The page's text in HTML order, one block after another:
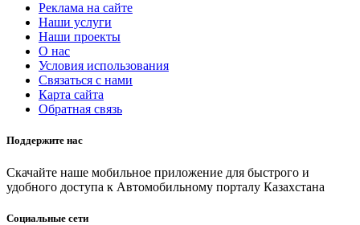
Реклама на сайте
Наши услуги
Наши проекты
О нас
Условия использования
Связаться с нами
Карта сайта
Обратная связь
Поддержите нас
Скачайте наше мобильное приложение для быстрого и
удобного доступа к Автомобильному порталу Казахстана
Социальные сети